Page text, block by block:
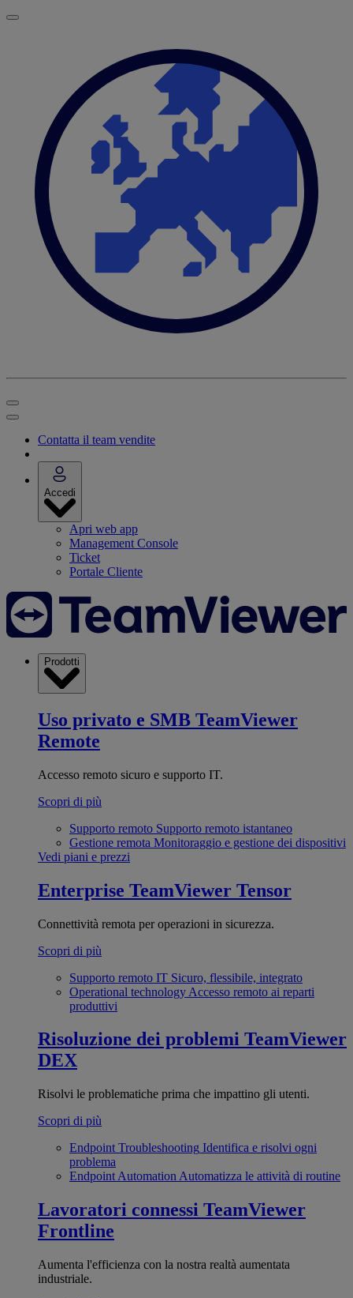
Contatta il team vendite
Accedi
Apri web app
Management Console
Ticket
Portale Cliente
Prodotti
Uso privato e SMB TeamViewer
Remote
Accesso remoto sicuro e supporto IT.
Scopri di più
Supporto remoto Supporto remoto istantaneo
Gestione remota Monitoraggio e gestione dei dispositivi
Vedi piani e prezzi
Enterprise TeamViewer Tensor
Connettività remota per operazioni in sicurezza.
Scopri di più
Supporto remoto IT Sicuro, flessibile, integrato
Operational technology Accesso remoto ai reparti
produttivi
Risoluzione dei problemi TeamViewer
DEX
Risolvi le problematiche prima che impattino gli utenti.
Scopri di più
Endpoint Troubleshooting Identifica e risolvi ogni
problema
Endpoint Automation Automatizza le attività di routine
Lavoratori connessi TeamViewer
Frontline
Aumenta l'efficienza con la nostra realtà aumentata
industriale.